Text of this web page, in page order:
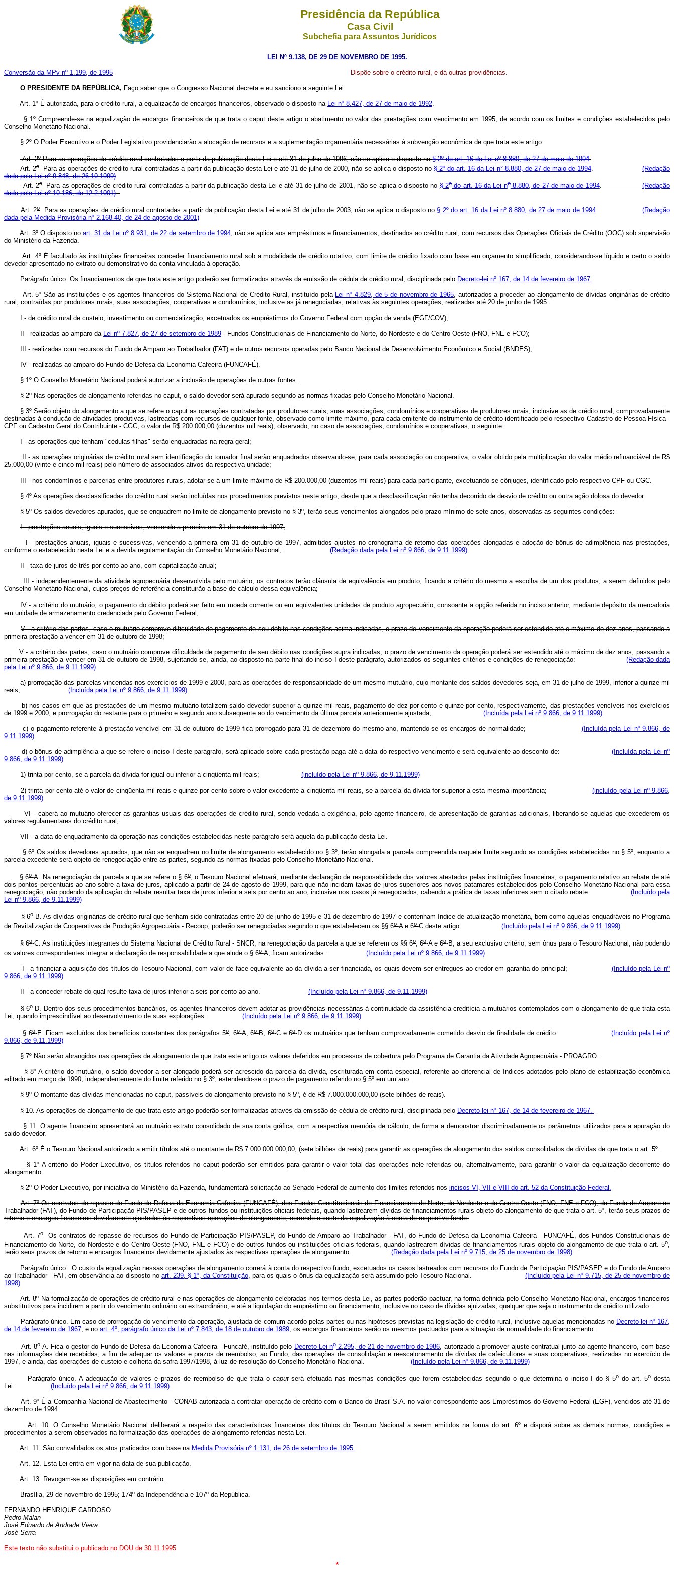
Presidência da República
Casa Civil
Subchefia para Assuntos Jurídicos
LEI Nº 9.138, DE 29 DE NOVEMBRO DE 1995.
Conversão da MPv nº 1.199, de 1995 Dispõe sobre o crédito rural, e dá outras providências.
O PRESIDENTE DA REPÚBLICA, Faço saber que o Congresso Nacional decreta e eu sanciono a seguinte Lei:
Art. 1º É autorizada, para o crédito rural, a equalização de encargos financeiros, observado o disposto na Lei nº 8.427, de 27 de maio de 1992.
§ 1º Compreende-se na equalização de encargos financeiros de que trata o caput deste artigo o abatimento no valor das prestações com vencimento em 1995, de acordo com os limites e condições estabelecidos pelo
Conselho Monetário Nacional.
§ 2º O Poder Executivo e o Poder Legislativo providenciarão a alocação de recursos e a suplementação orçamentária necessárias à subvenção econômica de que trata este artigo.
Art. 2º Para as operações de crédito rural contratadas a partir da publicação desta Lei e até 31 de julho de 1996, não se aplica o disposto no§ 2º do art. 16 da Lei nº 8.880, de 27 de maio de 1994.
Art. 2oPara as operações de crédito rural contratadas a partir da publicação desta Lei e até 31 de julho de 2000, não se aplica o disposto no§ 2º do art. 16 da Lei n° 8.880, de 27 de maio de 1994.(Redação
dada pela Lei nº 9.848, de 26.10.1999)
Art. 2oPara as operações de crédito rural contratadas a partir da publicação desta Lei e até 31 de julho de 2001, não se aplica o disposto no§ 2odo art. 16 da Lei no8.880, de 27 de maio de 1994.(Redação
dada pela Lei nº 10.186, de 12.2.1001)
Art. 2oPara as operações de crédito rural contratadas a partir da publicação desta Lei e até 31 de julho de 2003, não se aplica o disposto no § 2º do art. 16 da Lei nº 8.880, de 27 de maio de 1994. (Redação
dada pela Medida Provisória nº 2.168-40, de 24 de agosto de 2001)
Art. 3º O disposto noart. 31 da Lei nº 8.931, de 22 de setembro de 1994, não se aplica aos empréstimos e financiamentos, destinados ao crédito rural, com recursos das Operações Oficiais de Crédito (OOC) sob supervisão
do Ministério da Fazenda.
Art. 4º É facultado às instituições financeiras conceder financiamento rural sob a modalidade de crédito rotativo, com limite de crédito fixado com base em orçamento simplificado, considerando-se líquido e certo o saldo
devedor apresentado no extrato ou demonstrativo da conta vinculada à operação.
Parágrafo único. Os financiamentos de que trata este artigo poderão ser formalizados através da emissão de cédula de crédito rural, disciplinada pelo Decreto-lei nº 167, de 14 de fevereiro de 1967.
Art. 5º São as instituições e os agentes financeiros do Sistema Nacional de Crédito Rural, instituído pela Lei nº 4.829, de 5 de novembro de 1965, autorizados a proceder ao alongamento de dívidas originárias de crédito
rural, contraídas por produtores rurais, suas associações, cooperativas e condomínios, inclusive as já renegociadas, relativas às seguintes operações, realizadas até 20 de junho de 1995:
I - de crédito rural de custeio, investimento ou comercialização, excetuados os empréstimos do Governo Federal com opção de venda (EGF/COV);
II - realizadas ao amparo da Lei nº 7.827, de 27 de setembro de 1989 - Fundos Constitucionais de Financiamento do Norte, do Nordeste e do Centro-Oeste (FNO, FNE e FCO);
III - realizadas com recursos do Fundo de Amparo ao Trabalhador (FAT) e de outros recursos operadas pelo Banco Nacional de Desenvolvimento Econômico e Social (BNDES);
IV - realizadas ao amparo do Fundo de Defesa da Economia Cafeeira (FUNCAFÉ).
§ 1º O Conselho Monetário Nacional poderá autorizar a inclusão de operações de outras fontes.
§ 2º Nas operações de alongamento referidas no caput, o saldo devedor será apurado segundo as normas fixadas pelo Conselho Monetário Nacional.
§ 3º Serão objeto do alongamento a que se refere o caput as operações contratadas por produtores rurais, suas associações, condomínios e cooperativas de produtores rurais, inclusive as de crédito rural, comprovadamente
destinadas à condução de atividades produtivas, lastreadas com recursos de qualquer fonte, observado como limite máximo, para cada emitente do instrumento de crédito identificado pelo respectivo Cadastro de Pessoa Física -
CPF ou Cadastro Geral do Contribuinte - CGC, o valor de R$ 200.000,00 (duzentos mil reais), observado, no caso de associações, condomínios e cooperativas, o seguinte:
I - as operações que tenham "cédulas-filhas" serão enquadradas na regra geral;
II - as operações originárias de crédito rural sem identificação do tomador final serão enquadrados observando-se, para cada associação ou cooperativa, o valor obtido pela multiplicação do valor médio refinanciável de R$
25.000,00 (vinte e cinco mil reais) pelo número de associados ativos da respectiva unidade;
III - nos condomínios e parcerias entre produtores rurais, adotar-se-á um limite máximo de R$ 200.000,00 (duzentos mil reais) para cada participante, excetuando-se cônjuges, identificado pelo respectivo CPF ou CGC.
§ 4º As operações desclassificadas do crédito rural serão incluídas nos procedimentos previstos neste artigo, desde que a desclassificação não tenha decorrido de desvio de crédito ou outra ação dolosa do devedor.
§ 5º Os saldos devedores apurados, que se enquadrem no limite de alongamento previsto no § 3º, terão seus vencimentos alongados pelo prazo mínimo de sete anos, observadas as seguintes condições:
I - prestações anuais, iguais e sucessivas, vencendo a primeira em 31 de outubro de 1997;
I - prestações anuais, iguais e sucessivas, vencendo a primeira em 31 de outubro de 1997, admitidos ajustes no cronograma de retorno das operações alongadas e adoção de bônus de adimplência nas prestações,
conforme o estabelecido nesta Lei e a devida regulamentação do Conselho Monetário Nacional; (Redação dada pela Lei nº 9.866, de 9.11.1999)
II - taxa de juros de três por cento ao ano, com capitalização anual;
III - independentemente da atividade agropecuária desenvolvida pelo mutuário, os contratos terão cláusula de equivalência em produto, ficando a critério do mesmo a escolha de um dos produtos, a serem definidos pelo
Conselho Monetário Nacional, cujos preços de referência constituirão a base de cálculo dessa equivalência;
IV - a critério do mutuário, o pagamento do débito poderá ser feito em moeda corrente ou em equivalentes unidades de produto agropecuário, consoante a opção referida no inciso anterior, mediante depósito da mercadoria
em unidade de armazenamento credenciada pelo Governo Federal;
V - a critério das partes, caso o mutuário comprove dificuldade de pagamento de seu débito nas condições acima indicadas, o prazo de vencimento da operação poderá ser estendido até o máximo de dez anos, passando a
primeira prestação a vencer em 31 de outubro de 1998;
V - a critério das partes, caso o mutuário comprove dificuldade de pagamento de seu débito nas condições supra indicadas, o prazo de vencimento da operação poderá ser estendido até o máximo de dez anos, passando a
primeira prestação a vencer em 31 de outubro de 1998, sujeitando-se, ainda, ao disposto na parte final do inciso I deste parágrafo, autorizados os seguintes critérios e condições de renegociação: (Redação dada
pela Lei nº 9.866, de 9.11.1999)
a) prorrogação das parcelas vincendas nos exercícios de 1999 e 2000, para as operações de responsabilidade de um mesmo mutuário, cujo montante dos saldos devedores seja, em 31 de julho de 1999, inferior a quinze mil
reais; (Incluída pela Lei nº 9.866, de 9.11.1999)
b) nos casos em que as prestações de um mesmo mutuário totalizem saldo devedor superior a quinze mil reais, pagamento de dez por cento e quinze por cento, respectivamente, das prestações vencíveis nos exercícios
de 1999 e 2000, e prorrogação do restante para o primeiro e segundo ano subsequente ao do vencimento da última parcela anteriormente ajustada; (Incluída pela Lei nº 9.866, de 9.11.1999)
c) o pagamento referente à prestação vencível em 31 de outubro de 1999 fica prorrogado para 31 de dezembro do mesmo ano, mantendo-se os encargos de normalidade; (Incluída pela Lei nº 9.866, de
9.11.1999)
d) o bônus de adimplência a que se refere o inciso I deste parágrafo, será aplicado sobre cada prestação paga até a data do respectivo vencimento e será equivalente ao desconto de: (Incluída pela Lei nº
9.866, de 9.11.1999)
1) trinta por cento, se a parcela da dívida for igual ou inferior a cinqüenta mil reais; (incluído pela Lei nº 9.866, de 9.11.1999)
2) trinta por cento até o valor de cinqüenta mil reais e quinze por cento sobre o valor excedente a cinqüenta mil reais, se a parcela da dívida for superior a esta mesma importância;(incluído pela Lei nº 9.866,
de 9.11.1999)
VI - caberá ao mutuário oferecer as garantias usuais das operações de crédito rural, sendo vedada a exigência, pelo agente financeiro, de apresentação de garantias adicionais, liberando-se aquelas que excederem os
valores regulamentares do crédito rural;
VII - a data de enquadramento da operação nas condições estabelecidas neste parágrafo será aquela da publicação desta Lei.
§ 6º Os saldos devedores apurados, que não se enquadrem no limite de alongamento estabelecido no § 3º, terão alongada a parcela compreendida naquele limite segundo as condições estabelecidas no § 5º, enquanto a
parcela excedente será objeto de renegociação entre as partes, segundo as normas fixadas pelo Conselho Monetário Nacional.
§ 6o-A. Na renegociação da parcela a que se refere o § 6o, o Tesouro Nacional efetuará, mediante declaração de responsabilidade dos valores atestados pelas instituições financeiras, o pagamento relativo ao rebate de até
dois pontos percentuais ao ano sobre a taxa de juros, aplicado a partir de 24 de agosto de 1999, para que não incidam taxas de juros superiores aos novos patamares estabelecidos pelo Conselho Monetário Nacional para essa
renegociação, não podendo da aplicação do rebate resultar taxa de juros inferior a seis por cento ao ano, inclusive nos casos já renegociados, cabendo a prática de taxas inferiores sem o citado rebate. (Incluído pela
Lei nº 9.866, de 9.11.1999)
§ 6o-B. As dívidas originárias de crédito rural que tenham sido contratadas entre 20 de junho de 1995 e 31 de dezembro de 1997 e contenham índice de atualização monetária, bem como aquelas enquadráveis no Programa
de Revitalização de Cooperativas de Produção Agropecuária - Recoop, poderão ser renegociadas segundo o que estabelecem os §§ 6o-A e 6o-C deste artigo. (Incluído pela Lei nº 9.866, de 9.11.1999)
§ 6o-C. As instituições integrantes do Sistema Nacional de Crédito Rural - SNCR, na renegociação da parcela a que se referem os §§ 6o, 6o-A e 6o-B, a seu exclusivo critério, sem ônus para o Tesouro Nacional, não podendo
os valores correspondentes integrar a declaração de responsabilidade a que alude o § 6o-A, ficam autorizadas: (Incluído pela Lei nº 9.866, de 9.11.1999)
I - a financiar a aquisição dos títulos do Tesouro Nacional, com valor de face equivalente ao da dívida a ser financiada, os quais devem ser entregues ao credor em garantia do principal; (Incluído pela Lei nº
9.866, de 9.11.1999)
II - a conceder rebate do qual resulte taxa de juros inferior a seis por cento ao ano. (Incluído pela Lei nº 9.866, de 9.11.1999)
§ 6o-D. Dentro dos seus procedimentos bancários, os agentes financeiros devem adotar as providências necessárias à continuidade da assistência creditícia a mutuários contemplados com o alongamento de que trata esta
Lei, quando imprescindível ao desenvolvimento de suas explorações. (Incluído pela Lei nº 9.866, de 9.11.1999)
§ 6o-E. Ficam excluídos dos benefícios constantes dos parágrafos 5o, 6o-A, 6o-B, 6o-C e 6o-D os mutuários que tenham comprovadamente cometido desvio de finalidade de crédito.(Incluído pela Lei nº
9.866, de 9.11.1999)
§ 7º Não serão abrangidos nas operações de alongamento de que trata este artigo os valores deferidos em processos de cobertura pelo Programa de Garantia da Atividade Agropecuária - PROAGRO.
§ 8º A critério do mutuário, o saldo devedor a ser alongado poderá ser acrescido da parcela da dívida, escriturada em conta especial, referente ao diferencial de índices adotados pelo plano de estabilização econômica
editado em março de 1990, independentemente do limite referido no § 3º, estendendo-se o prazo de pagamento referido no § 5º em um ano.
§ 9º O montante das dívidas mencionadas no caput, passíveis do alongamento previsto no § 5º, é de R$ 7.000.000.000,00 (sete bilhões de reais).
§ 10. As operações de alongamento de que trata este artigo poderão ser formalizadas através da emissão de cédula de crédito rural, disciplinada pelo Decreto-lei nº 167, de 14 de fevereiro de 1967.
§ 11. O agente financeiro apresentará ao mutuário extrato consolidado de sua conta gráfica, com a respectiva memória de cálculo, de forma a demonstrar discriminadamente os parâmetros utilizados para a apuração do
saldo devedor.
Art. 6º É o Tesouro Nacional autorizado a emitir títulos até o montante de R$ 7.000.000.000,00, (sete bilhões de reais) para garantir as operações de alongamento dos saldos consolidados de dívidas de que trata o art. 5º.
§ 1º A critério do Poder Executivo, os títulos referidos no caput poderão ser emitidos para garantir o valor total das operações nele referidas ou, alternativamente, para garantir o valor da equalização decorrente do
alongamento.
§ 2º O Poder Executivo, por iniciativa do Ministério da Fazenda, fundamentará solicitação ao Senado Federal de aumento dos limites referidos nos incisos VI, VII e VIII do art. 52 da Constituição Federal.
Art. 7º Os contratos de repasse do Fundo de Defesa da Economia Cafeeira (FUNCAFÉ), dos Fundos Constitucionais de Financiamento do Norte, do Nordeste e do Centro-Oeste (FNO, FNE e FCO), do Fundo de Amparo ao
Trabalhador (FAT), do Fundo de Participação PIS/PASEP e de outros fundos ou instituições oficiais federais, quando lastrearem dívidas de financiamentos rurais objeto do alongamento de que trata o art. 5º, terão seus prazos de
retorno e encargos financeiros devidamente ajustados às respectivas operações de alongamento, correndo o custo da equalização à conta do respectivo fundo.
Art. 7oOs contratos de repasse de recursos do Fundo de Participação PIS/PASEP, do Fundo de Amparo ao Trabalhador - FAT, do Fundo de Defesa da Economia Cafeeira - FUNCAFÉ, dos Fundos Constitucionais de
Financiamento do Norte, do Nordeste e do Centro-Oeste (FNO, FNE e FCO) e de outros fundos ou instituições oficiais federais, quando lastrearem dívidas de financiamentos rurais objeto do alongamento de que trata o art. 5o,
terão seus prazos de retorno e encargos financeiros devidamente ajustados às respectivas operações de alongamento. (Redação dada pela Lei nº 9.715, de 25 de novembro de 1998)
Parágrafo único. O custo da equalização nessas operações de alongamento correrá à conta do respectivo fundo, excetuados os casos lastreados com recursos do Fundo de Participação PIS/PASEP e do Fundo de Amparo
ao Trabalhador - FAT, em observância ao disposto no art. 239, § 1º, da Constituição, para os quais o ônus da equalização será assumido pelo Tesouro Nacional.(Incluído pela Lei nº 9.715, de 25 de novembro de
1998)
Art. 8º Na formalização de operações de crédito rural e nas operações de alongamento celebradas nos termos desta Lei, as partes poderão pactuar, na forma definida pelo Conselho Monetário Nacional, encargos financeiros
substitutivos para incidirem a partir do vencimento ordinário ou extraordinário, e até a liquidação do empréstimo ou financiamento, inclusive no caso de dívidas ajuizadas, qualquer que seja o instrumento de crédito utilizado.
Parágrafo único. Em caso de prorrogação do vencimento da operação, ajustada de comum acordo pelas partes ou nas hipóteses previstas na legislação de crédito rural, inclusive aquelas mencionadas no Decreto-lei nº 167,
de 14 de fevereiro de 1967, e no art. 4º, parágrafo único da Lei nº 7.843, de 18 de outubro de 1989, os encargos financeiros serão os mesmos pactuados para a situação de normalidade do financiamento.
Art. 8o-A. Fica o gestor do Fundo de Defesa da Economia Cafeeira - Funcafé, instituído pelo Decreto-Lei no2.295, de 21 de novembro de 1986 , autorizado a promover ajuste contratual junto ao agente financeiro, com base
nas informações dele recebidas, a fim de adequar os valores e prazos de reembolso, ao Fundo, das operações de consolidação e reescalonamento de dívidas de cafeicultores e suas cooperativas, realizadas no exercício de
1997, e ainda, das operações de custeio e colheita da safra 1997/1998, à luz de resolução do Conselho Monetário Nacional. (Incluído pela Lei nº 9.866, de 9.11.1999)
Parágrafo único. A adequação de valores e prazos de reembolso de que trata o caputserá efetuada nas mesmas condições que forem estabelecidas segundo o que determina o inciso I do § 5odo art. 5o desta
Lei. (Incluído pela Lei nº 9.866, de 9.11.1999)
Art. 9º É a Companhia Nacional de Abastecimento - CONAB autorizada a contratar operação de crédito com o Banco do Brasil S.A. no valor correspondente aos Empréstimos do Governo Federal (EGF), vencidos até 31 de
dezembro de 1994.
Art. 10. O Conselho Monetário Nacional deliberará a respeito das características financeiras dos títulos do Tesouro Nacional a serem emitidos na forma do art. 6º e disporá sobre as demais normas, condições e
procedimentos a serem observados na formalização das operações de alongamento referidas nesta Lei.
Art. 11. São convalidados os atos praticados com base na Medida Provisória nº 1.131, de 26 de setembro de 1995.
Art. 12. Esta Lei entra em vigor na data de sua publicação.
Art. 13. Revogam-se as disposições em contrário.
Brasília, 29 de novembro de 1995; 174º da Independência e 107º da República.
FERNANDO HENRIQUE CARDOSO
Pedro Malan
José Eduardo de Andrade Vieira
José Serra
Este texto não substitui o publicado no DOU de 30.11.1995
*